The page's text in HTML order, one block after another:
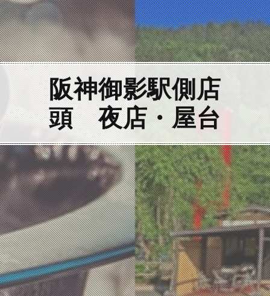
阪神御影駅側店
頭 夜店・屋台